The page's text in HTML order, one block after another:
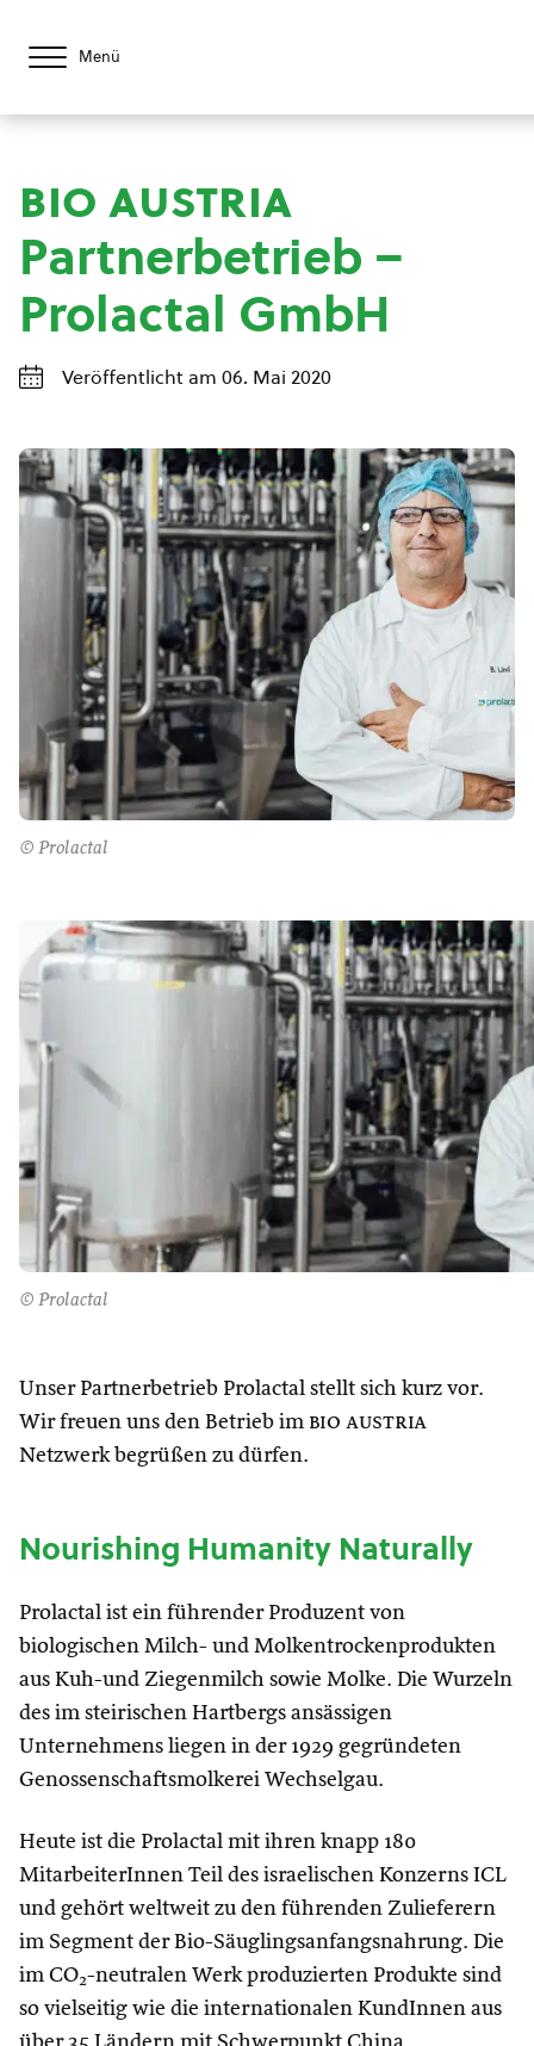
Menü
bio austria
Partnerbetrieb –
Prolactal GmbH
Veröffentlicht am 06. Mai 2020
© Prolactal
© Prolactal
Unser Partnerbetrieb Prolactal stellt sich kurz vor.
Wir freuen uns den Betrieb im bio austria
Netzwerk begrüßen zu dürfen.
Nourishing Humanity Naturally
Prolactal ist ein führender Produzent von
biologischen Milch- und Molkentrockenprodukten
aus Kuh-und Ziegenmilch sowie Molke. Die Wurzeln
des im steirischen Hartbergs ansässigen
Unternehmens liegen in der 1929 gegründeten
Genossenschaftsmolkerei Wechselgau.
Heute ist die Prolactal mit ihren knapp 180
MitarbeiterInnen Teil des israelischen Konzerns ICL
und gehört weltweit zu den führenden Zulieferern
im Segment der Bio-Säuglingsanfangsnahrung. Die
im CO2-neutralen Werk produzierten Produkte sind
so vielseitig wie die internationalen KundInnen aus